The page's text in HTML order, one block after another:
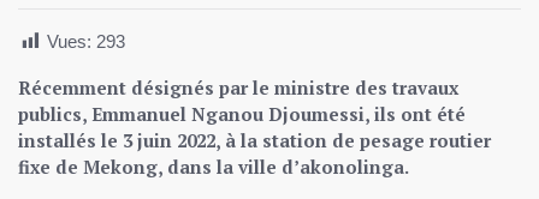
Vues: 293
Récemment désignés par le ministre des travaux
publics, Emmanuel Nganou Djoumessi, ils ont été
installés le 3 juin 2022, à la station de pesage routier
fixe de Mekong, dans la ville d’akonolinga.